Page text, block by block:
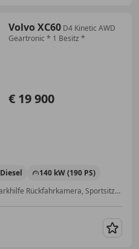
Volvo XC60 D4 Kinetic AWD
Geartronic * 1 Besitz *
€ 19 900
Diesel
140 kW (190 PS)
Garantie, Allrad, Sitzheizung, Einparkhilfe Rückfahrkamera, Sportsitze, Abstandstempomat, Beifahrerairbag, Totwinkel-Assistent